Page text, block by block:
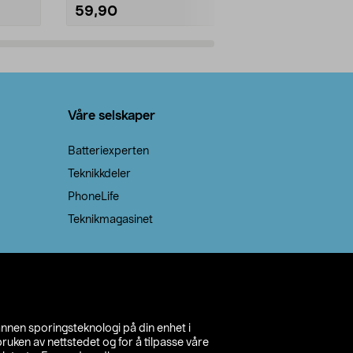
sporingsteknologi på din enhet i
av nettstedet og for å tilpasse våre
59,90
Våre selskaper
Batteriexperten
Teknikkdeler
PhoneLife
Teknikmagasinet